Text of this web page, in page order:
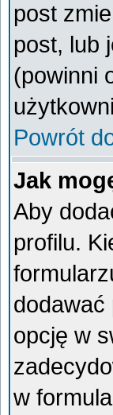
post
post, lub
(powinni
Powrót
Jak
Aby
profilu.
dodawać
opcję w
w